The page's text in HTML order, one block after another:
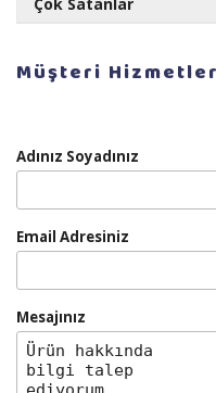
RULOPAK
BEYAZ
Teklif Al!
Müşteri
Adınız Soyadınız
Email Adresiniz
Mesajınız